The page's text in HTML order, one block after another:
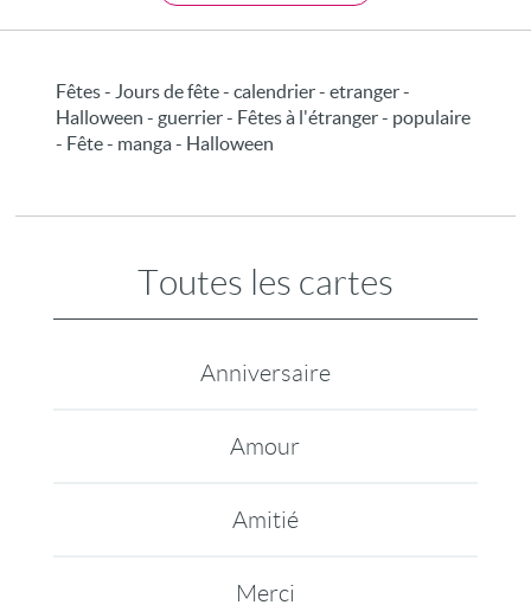
Fêtes - Jours de fête - calendrier - etranger -
Halloween - guerrier - Fêtes à l'étranger - populaire
- Fête - manga - Halloween
Toutes les cartes
Anniversaire
Amour
Amitié
Merci